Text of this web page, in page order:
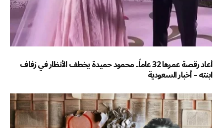
أعاد رقصة عمرها 32 عاماً.. محمود حميدة يخطف الأنظار في زفاف
ابنته – أخبار السعودية